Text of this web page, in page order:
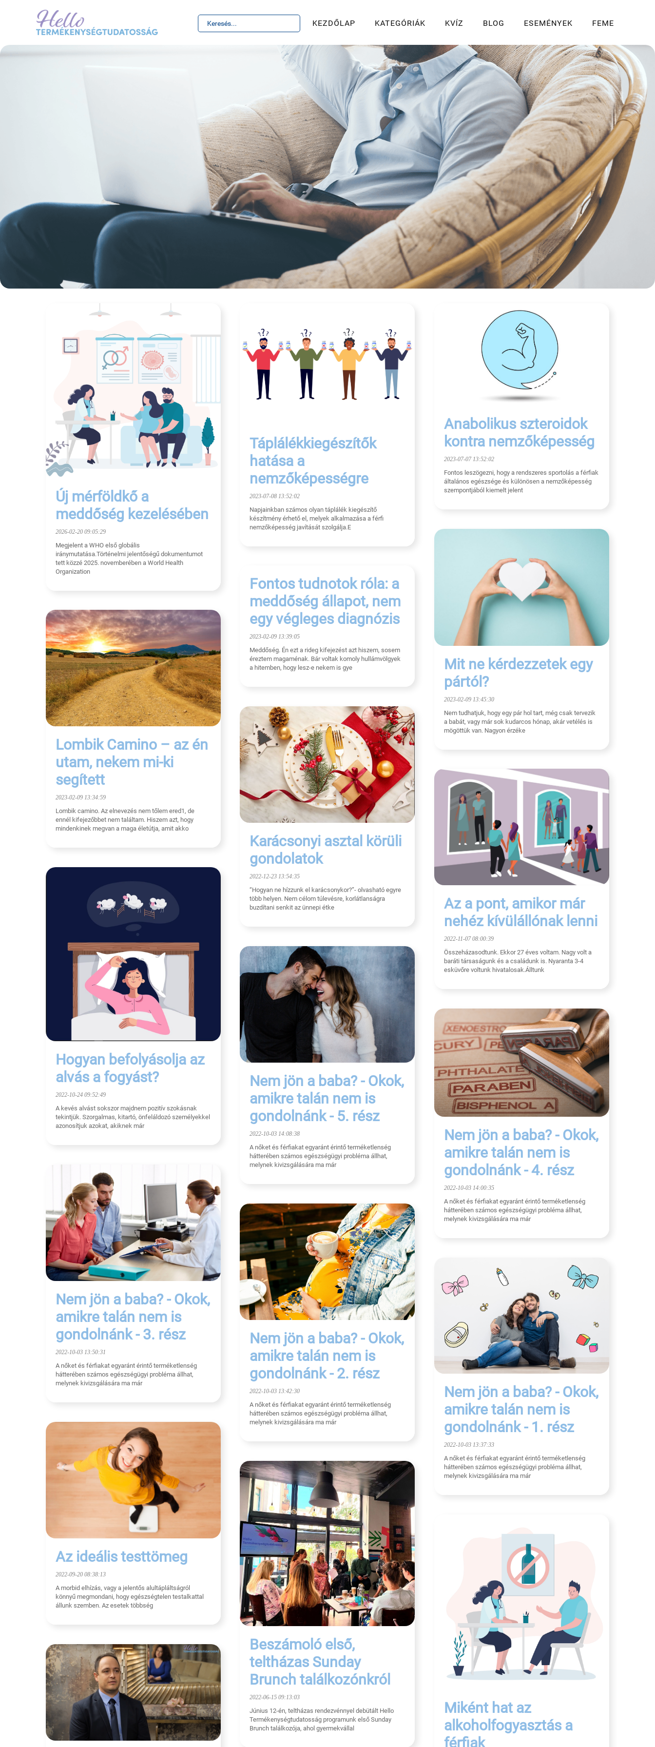
KEZDŐLAP KATEGÓRIÁK KVÍZ BLOG ESEMÉNYEK FEME
Új mérföldkő a
meddőség kezelésében
2026-02-20 09:05:29
Megjelent a WHO első globális
iránymutatása.Történelmi jelentőségű dokumentumot
tett közzé 2025. novemberében a World Health
Organization
Táplálékkiegészítők
hatása a
nemzőképességre
2023-07-08 13:52:02
Napjainkban számos olyan táplálék kiegészítő
készítmény érhető el, melyek alkalmazása a férfi
nemzőképesség javítását szolgálja.E
Anabolikus szteroidok
kontra nemzőképesség
2023-07-07 13:52:02
Fontos leszögezni, hogy a rendszeres sportolás a férfiak
általános egészsége és különösen a nemzőképesség
szempontjából kiemelt jelent
Mit ne kérdezzetek egy
pártól?
2023-02-09 13:45:30
Nem tudhatjuk, hogy egy pár hol tart, még csak tervezik
a babát, vagy már sok kudarcos hónap, akár vetélés is
mögöttük van. Nagyon érzéke
Fontos tudnotok róla: a
meddőség állapot, nem
egy végleges diagnózis
2023-02-09 13:39:05
Meddőség. Én ezt a rideg kifejezést azt hiszem, sosem
éreztem magaménak. Bár voltak komoly hullámvölgyek
a hitemben, hogy lesz-e nekem is gye
Lombik Camino – az én
utam, nekem mi-ki
segített
2023-02-09 13:34:59
Lombik camino. Az elnevezés nem tőlem ered1, de
ennél kifejezőbbet nem találtam. Hiszem azt, hogy
mindenkinek megvan a maga életútja, amit akko
Karácsonyi asztal körüli
gondolatok
2022-12-23 13:54:35
“Hogyan ne hízzunk el karácsonykor?”- olvasható egyre
több helyen. Nem célom túlevésre, korlátlanságra
buzdítani senkit az ünnepi étke
Az a pont, amikor már
nehéz kívülállónak lenni
2022-11-07 08:00:39
Összeházasodtunk. Ekkor 27 éves voltam. Nagy volt a
baráti társaságunk és a családunk is. Nyaranta 3-4
esküvőre voltunk hivatalosak.Álltunk
Hogyan befolyásolja az
alvás a fogyást?
2022-10-24 09:52:49
A kevés alvást sokszor majdnem pozitív szokásnak
tekintjük. Szorgalmas, kitartó, önfeláldozó személyekkel
azonosítjuk azokat, akiknek már
Nem jön a baba? - Okok,
amikre talán nem is
gondolnánk - 5. rész
2022-10-03 14:08:38
A nőket és férfiakat egyaránt érintő terméketlenség
hátterében számos egészségügyi probléma állhat,
melynek kivizsgálására ma már
Nem jön a baba? - Okok,
amikre talán nem is
gondolnánk - 4. rész
2022-10-03 14:00:35
A nőket és férfiakat egyaránt érintő terméketlenség
hátterében számos egészségügyi probléma állhat,
melynek kivizsgálására ma már
Nem jön a baba? - Okok,
amikre talán nem is
gondolnánk - 3. rész
2022-10-03 13:50:31
A nőket és férfiakat egyaránt érintő terméketlenség
hátterében számos egészségügyi probléma állhat,
melynek kivizsgálására ma már
Nem jön a baba? - Okok,
amikre talán nem is
gondolnánk - 2. rész
2022-10-03 13:42:30
A nőket és férfiakat egyaránt érintő terméketlenség
hátterében számos egészségügyi probléma állhat,
melynek kivizsgálására ma már
Nem jön a baba? - Okok,
amikre talán nem is
gondolnánk - 1. rész
2022-10-03 13:37:33
A nőket és férfiakat egyaránt érintő terméketlenség
hátterében számos egészségügyi probléma állhat,
melynek kivizsgálására ma már
Az ideális testtömeg
2022-09-20 08:38:13
A morbid elhízás, vagy a jelentős alultápláltságról
könnyű megmondani, hogy egészségtelen testalkattal
állunk szemben. Az esetek többség
Beszámoló első,
teltházas Sunday
Brunch találkozónkról
2022-06-15 09:13:03
Június 12-én, teltházas rendezvénnyel debütált Hello
Termékenységtudatosság programunk első Sunday
Brunch találkozója, ahol gyermekvállal
Miként hat az
alkoholfogyasztás a
férfiak